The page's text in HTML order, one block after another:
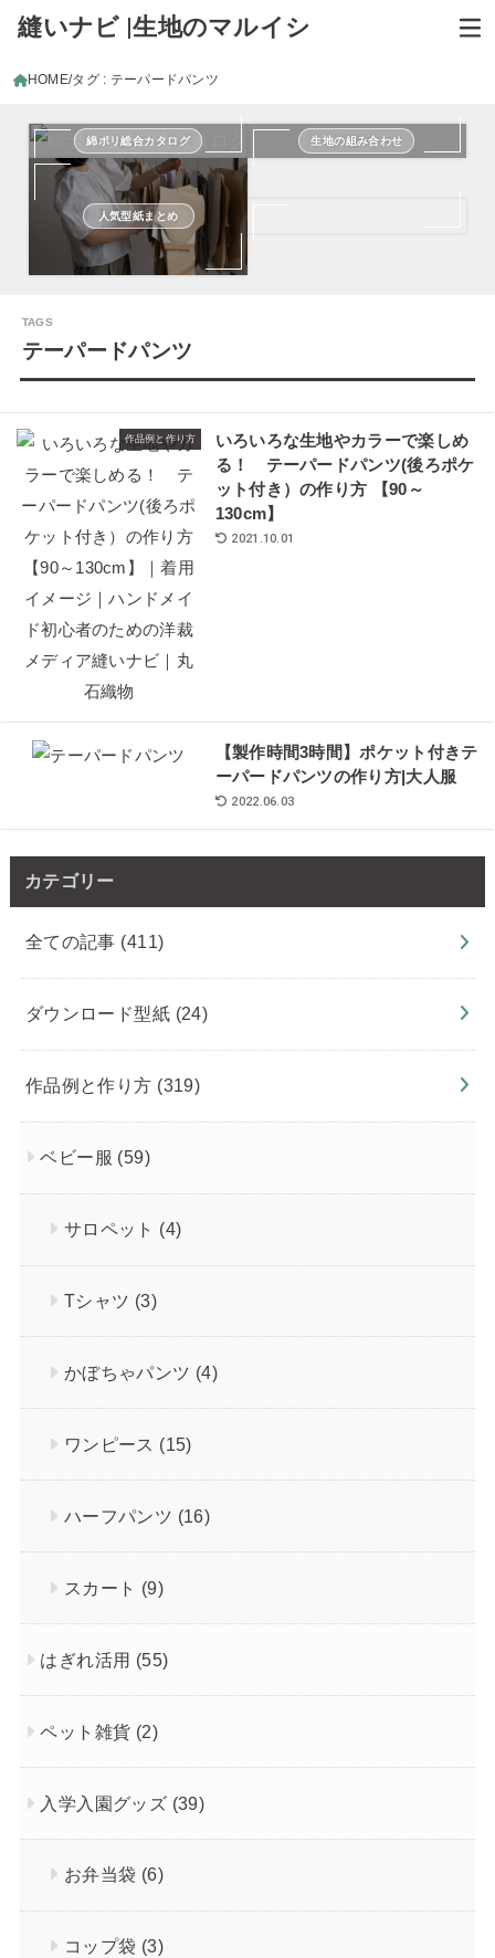
縫いナビ |生地のマルイシ
HOME タグ : テーパードパンツ
綿ポリ総合カタログ 生地の組み合わせ
人気型紙まとめ
テーパードパンツ
作品例と作り方
いろいろな生地やカラーで楽しめ
る！ テーパードパンツ(後ろポケ
ット付き）の作り方 【90～
130cm】
2021.10.01
【製作時間3時間】ポケット付きテ
ーパードパンツの作り方|大人服
2022.06.03
カテゴリー
全ての記事 (411)
ダウンロード型紙 (24)
作品例と作り方 (319)
ベビー服 (59)
サロペット (4)
Tシャツ (3)
かぼちゃパンツ (4)
ワンピース (15)
ハーフパンツ (16)
スカート (9)
はぎれ活用 (55)
ペット雑貨 (2)
入学入園グッズ (39)
お弁当袋 (6)
コップ袋 (3)